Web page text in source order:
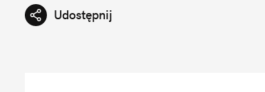
Udostępnij